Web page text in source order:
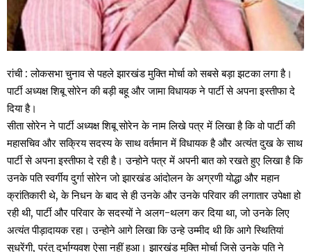
रांची : लोकसभा चुनाव से पहले झारखंड मुक्ति मोर्चा को सबसे बड़ा झटका लगा है।
पार्टी अध्यक्ष शिबू सोरेन की बड़ी बहू और जामा विधायक ने पार्टी से अपना इस्तीफा दे
दिया है।
सीता सोरेन ने पार्टी अध्यक्ष शिबू सोरेन के नाम लिखे पत्र में लिखा है कि वो पार्टी की
महासचिव और सक्रिय सदस्य के साथ वर्तमान में विधायक है और अत्यंत दुख के साथ
पार्टी से अपना इस्तीफा दे रही है। उन्होने पत्र में अपनी बात को रखते हुए लिखा है कि
उनके पति स्वर्गीय दुर्गा सोरेन जो झारखंड आंदोलन के अग्रणी योद्धा और महान
क्रांतिकारी थे, के निधन के बाद से ही उनके और उनके परिवार की लगातार उपेक्षा हो
रही थी, पार्टी और परिवार के सदस्यों ने अलग-थलग कर दिया था, जो उनके लिए
अत्यंत पीड़ादायक रहा। उन्होने आगे लिखा कि उन्हे उम्मीद थी कि आगे स्थितियां
सुधरेंगी, परंतु दुर्भाग्यवश ऐसा नहीं हुआ। झारखंड मुक्ति मोर्चा जिसे उनके पति ने